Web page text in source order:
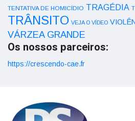
TENTATIVA DE HOMICÍDIO TRAGÉDIA
TRÂNSITO VEJA O VÍDEO
VÁRZEA GRANDE
Os nossos parceiros:
https://crescendo-cae.fr